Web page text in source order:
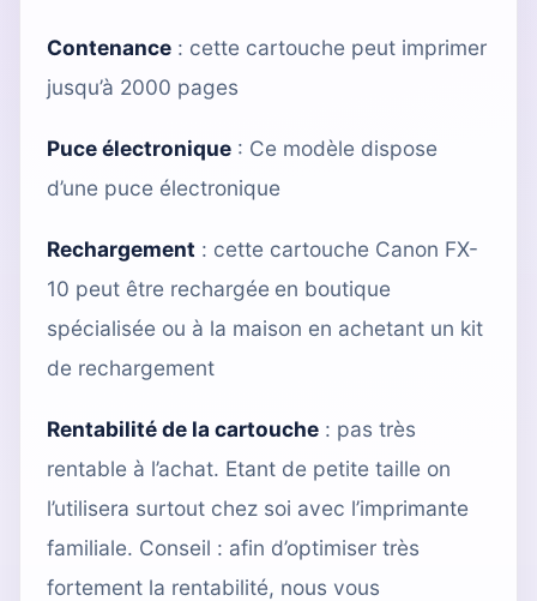
Contenance : cette cartouche peut imprimer
jusqu’à 2000 pages
Puce électronique : Ce modèle dispose
d’une puce électronique
Rechargement : cette cartouche Canon FX-
10 peut être rechargée en boutique
spécialisée ou à la maison en achetant un kit
de rechargement
Rentabilité de la cartouche : pas très
rentable à l’achat. Etant de petite taille on
l’utilisera surtout chez soi avec l’imprimante
familiale. Conseil : afin d’optimiser très
fortement la rentabilité, nous vous